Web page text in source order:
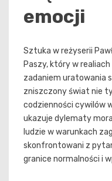
emocji
Sztuka w reżyserii
Paszy, który w
zadaniem uratowania
zniszczony świat nie
codzienności cywilów
ukazuje dylematy
ludzie w warunkach
skonfrontowani z
granice normalności i